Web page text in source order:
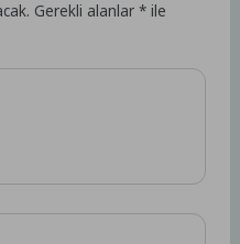
Gerekli alanlar* ile